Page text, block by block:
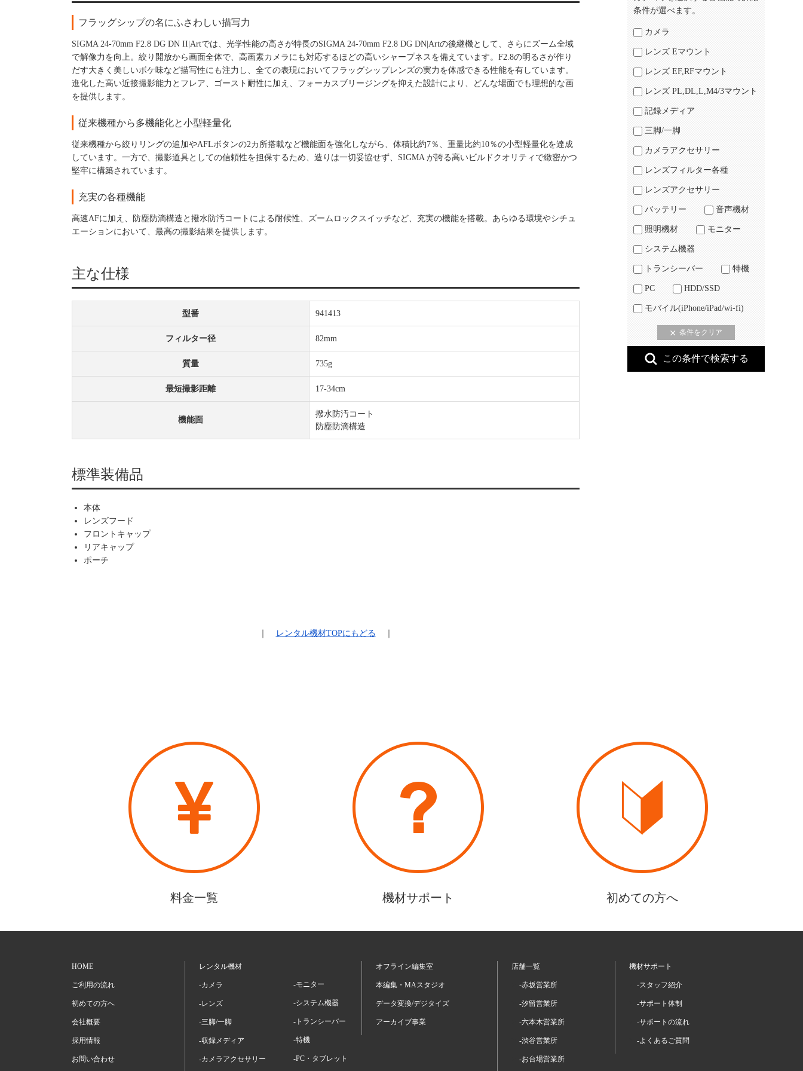
フラッグシップの名にふさわしい描写力
SIGMA 24-70mm F2.8 DG DN II|Artでは、光学性能の高さが特長のSIGMA 24-70mm F2.8 DG DN|Artの後継機として、さらにズーム全域
で解像力を向上。絞り開放から画面全体で、高画素カメラにも対応するほどの高いシャープネスを備えています。F2.8の明るさが作り
だす大きく美しいボケ味など描写性にも注力し、全ての表現においてフラッグシップレンズの実力を体感できる性能を有しています。
進化した高い近接撮影能力とフレア、ゴースト耐性に加え、フォーカスブリージングを抑えた設計により、どんな場面でも理想的な画
を提供します。
従来機種から多機能化と小型軽量化
従来機種から絞りリングの追加やAFLボタンの2カ所搭載など機能面を強化しながら、体積比約7％、重量比約10％の小型軽量化を達成
しています。一方で、撮影道具としての信頼性を担保するため、造りは一切妥協せず、SIGMA が誇る高いビルドクオリティで緻密かつ
堅牢に構築されています。
充実の各種機能
高速AFに加え、防塵防滴構造と撥水防汚コートによる耐候性、ズームロックスイッチなど、充実の機能を搭載。あらゆる環境やシチュ
エーションにおいて、最高の撮影結果を提供します。
主な仕様
型番 941413
フィルター径 82mm
質量 735g
最短撮影距離 17-34cm
機能面
撥水防汚コート
防塵防滴構造
標準装備品
本体
レンズフード
フロントキャップ
リアキャップ
ポーチ
レンタル機材TOPにもどる
条件が選べます。
カメラ
レンズ Eマウント
レンズ EF,RFマウント
レンズ PL,DL,L,M4/3マウント
記録メディア
三脚/一脚
カメラアクセサリー
レンズフィルター各種
レンズアクセサリー
バッテリー 音声機材
照明機材 モニター
システム機器
トランシーバー 特機
PC HDD/SSD
モバイル(iPhone/iPad/wi-fi)
料金一覧 機材サポート 初めての方へ
HOME
ご利用の流れ
初めての方へ
会社概要
採用情報
お問い合わせ
レンタル機材
-カメラ
-レンズ
-三脚/一脚
-収録メディア
-カメラアクセサリー
-モニター
-システム機器
-トランシーバー
-特機
-PC・タブレット
オフライン編集室
本編集・MAスタジオ
データ変換/デジタイズ
アーカイブ事業
店舗一覧
-赤坂営業所
-汐留営業所
-六本木営業所
-渋谷営業所
-お台場営業所
機材サポート
-スタッフ紹介
-サポート体制
-サポートの流れ
-よくあるご質問